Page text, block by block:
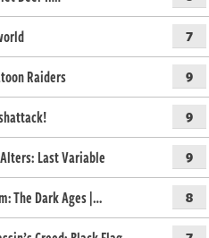
7
Raiders 9
9
Last Variable 9
The Dark Ages |… 8